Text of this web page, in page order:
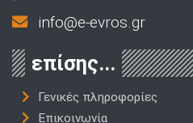
info@e-evros.gr
επίσης...
Γενικές πληροφορίες
Επικοινωνία